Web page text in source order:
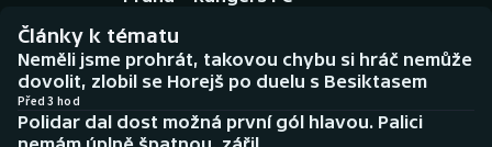
Baseball a softbal
Basketbal
Biatlon
Soutěže
Historické návraty
Aplikace ČT sport
Články k tématu
Neměli jsme prohrát, takovou chybu si hráč nemůže
dovolit, zlobil se Horejš po duelu s Besiktasem
Před 3 hod
Polidar dal dost možná první gól hlavou. Palici